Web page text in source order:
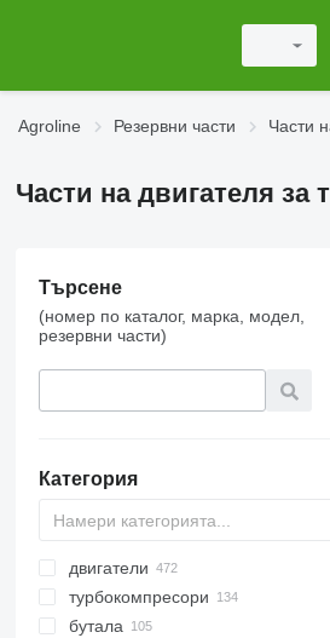
Agroline Резервни части Части
Части на двигателя за
Търсене
(номер по каталог, марка, модел,
резервни части)
Категория
двигатели
турбокомпресори
бутала